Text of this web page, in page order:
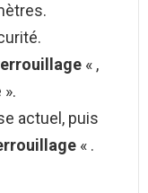
« ,
actuel, puis
« .